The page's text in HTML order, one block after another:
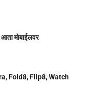
आता मोबाईलवर
Fold8, Flip8, Watch